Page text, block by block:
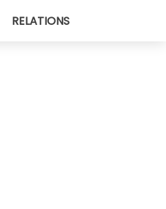
RELATIONS